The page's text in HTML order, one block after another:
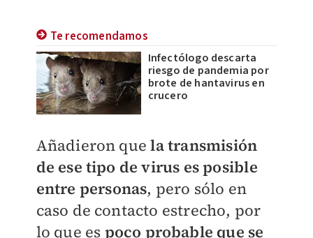
Te recomendamos
Infectólogo descarta
riesgo de pandemia por
brote de hantavirus en
crucero
​Añadieron quela transmisión
de ese tipo de virus es posible
entre personas, pero sólo en
caso de contacto estrecho, por
lo que es poco probable que se